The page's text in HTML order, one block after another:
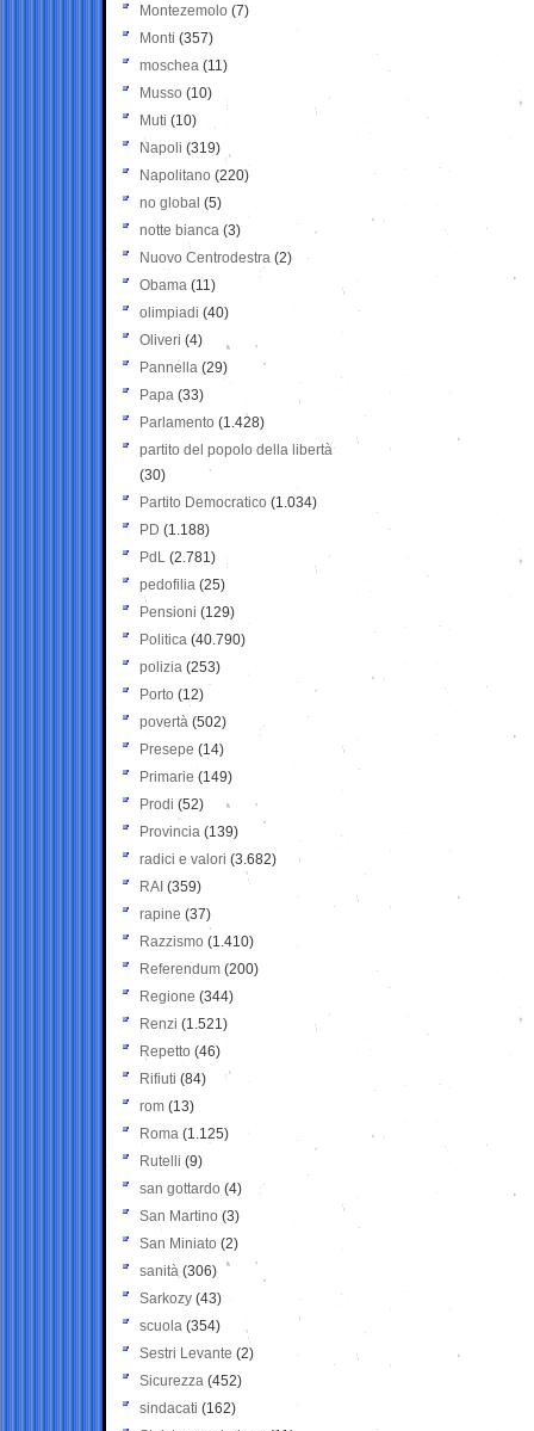
Montezemolo (7)
Monti (357)
moschea (11)
Musso (10)
Muti (10)
Napoli (319)
Napolitano (220)
no global (5)
notte bianca (3)
Nuovo Centrodestra (2)
Obama (11)
olimpiadi (40)
Oliveri (4)
Pannella (29)
Papa (33)
Parlamento (1.428)
partito del popolo della libertà
(30)
Partito Democratico (1.034)
PD (1.188)
PdL (2.781)
pedofilia (25)
Pensioni (129)
Politica (40.790)
polizia (253)
Porto (12)
povertà (502)
Presepe (14)
Primarie (149)
Prodi (52)
Provincia (139)
radici e valori (3.682)
RAI (359)
rapine (37)
Razzismo (1.410)
Referendum (200)
Regione (344)
Renzi (1.521)
Repetto (46)
Rifiuti (84)
rom (13)
Roma (1.125)
Rutelli (9)
san gottardo (4)
San Martino (3)
San Miniato (2)
sanità (306)
Sarkozy (43)
scuola (354)
Sestri Levante (2)
Sicurezza (452)
sindacati (162)